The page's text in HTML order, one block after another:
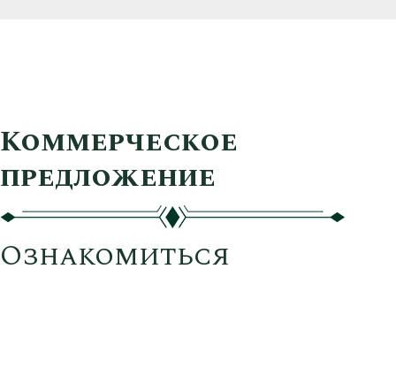
Коммерческое
предложение
Ознакомиться